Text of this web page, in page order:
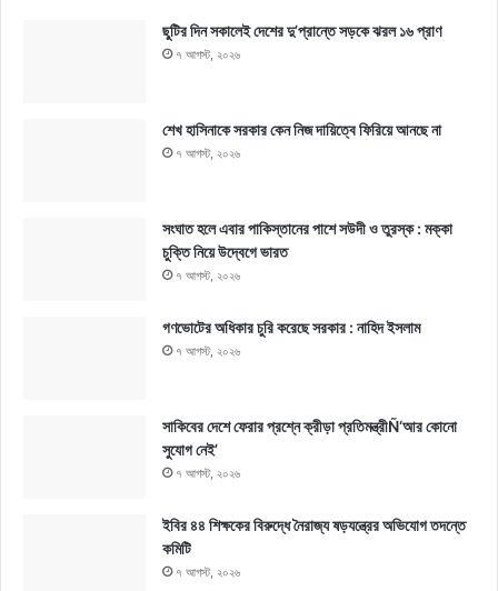
ছুটির দিন সকালেই দেশের দু’প্রান্তে সড়কে ঝরল ১৬ প্রাণ
৭ আগস্ট, ২০২৬
শেখ হাসিনাকে সরকার কেন নিজ দায়িত্বে ফিরিয়ে আনছে না
৭ আগস্ট, ২০২৬
সংঘাত হলে এবার পাকিস্তানের পাশে সউদী ও তুরস্ক : মক্কা
চুক্তি নিয়ে উদ্বেগে ভারত
৭ আগস্ট, ২০২৬
গণভোটের অধিকার চুরি করেছে সরকার : নাহিদ ইসলাম
৭ আগস্ট, ২০২৬
সাকিবের দেশে ফেরার প্রশ্নে ক্রীড়া প্রতিমন্ত্রীÑ‘আর কোনো
সুযোগ নেই’
৭ আগস্ট, ২০২৬
ইবির ৪৪ শিক্ষকের বিরুদ্ধে নৈরাজ্য ষড়যন্ত্রের অভিযোগ তদন্তে
কমিটি
৭ আগস্ট, ২০২৬